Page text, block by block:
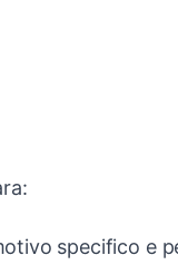
specifico e